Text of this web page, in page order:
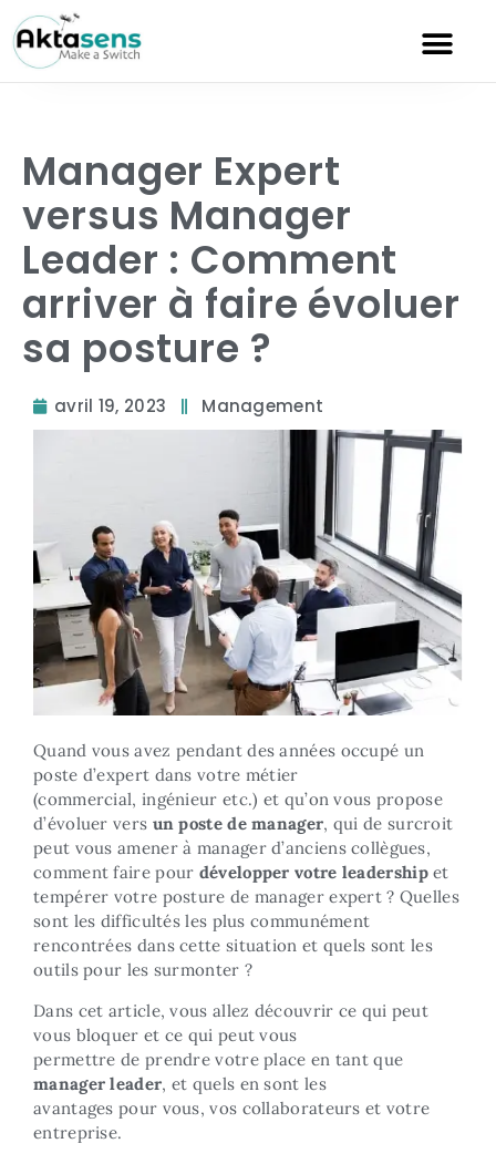
Manager Expert
versus Manager
Leader : Comment
arriver à faire évoluer
sa posture ?
avril 19, 2023 Management
Quand vous avez pendant des années occupé un
poste d’expert dans votre métier
(commercial, ingénieur etc.) et qu’on vous propose
d’évoluer vers un poste de manager, qui de surcroit
peut vous amener à manager d’anciens collègues,
comment faire pour développer votre leadershipet
tempérer votre posture de manager expert ? Quelles
sont les difficultés les plus communément
rencontrées dans cette situation et quels sont les
outils pour les surmonter ?
Dans cet article, vous allez découvrir ce qui peut
vous bloquer et ce qui peut vous
permettre de prendre votre place en tant que
manager leader, et quels en sont les
avantages pour vous, vos collaborateurs et votre
entreprise.